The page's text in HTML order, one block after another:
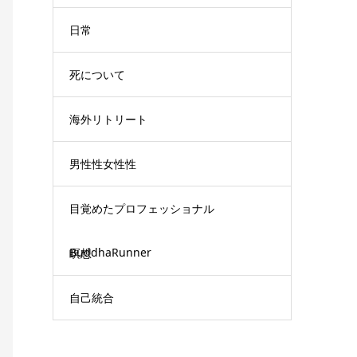
日常
死について
海外リトリート
男性性女性性
目覚めたプロフェッショナル
BuddhaRunner
瞑想
自己統合